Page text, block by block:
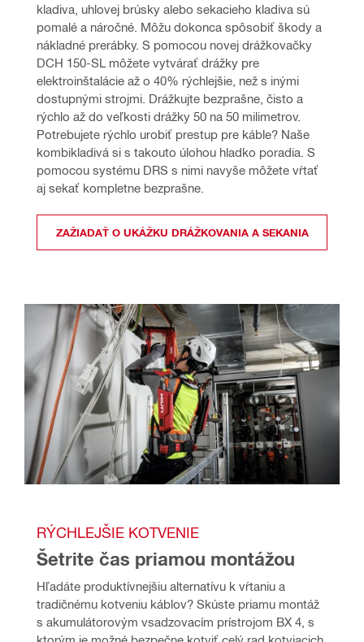
kladiva, uhlovej brúsky alebo sekacieho kladiva sú
pomalé a náročné. Môžu dokonca spôsobiť škody a
nákladné prerábky. S pomocou novej drážkovačky
DCH 150-SL môžete vytvárať drážky pre
elektroinštalácie až o 40% rýchlejšie, než s inými
dostupnými strojmi. Drážkujte bezprašne, čisto a
rýchlo až do veľkosti drážky 50 na 50 milimetrov.
Potrebujete rýchlo urobiť prestup pre káble? Naše
kombikladivá si s takouto úlohou hladko poradia. S
pomocou systému DRS s nimi navyše môžete vŕtať
aj sekať kompletne bezprašne.
ZAŽIADAŤ O UKÁŽKU DRÁŽKOVANIA A SEKANIA
RÝCHLEJŠIE KOTVENIE
Šetrite čas priamou montážou
Hľadáte produktívnejšiu alternatívu k vŕtaniu a
tradičnému kotveniu káblov? Skúste priamu montáž
s akumulátorovým vsadzovacím prístrojom BX 4, s